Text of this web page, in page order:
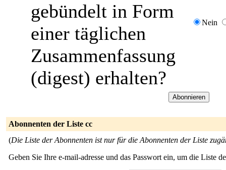
gebündelt in Form
einer täglichen
Zusammenfassung
(digest) erhalten?
Nein
Abonnenten der Liste cc
(Die Liste der Abonnenten ist nur für die Abonnenten der Liste
Geben Sie Ihre e-mail-adresse und das Passwort ein, um die Liste